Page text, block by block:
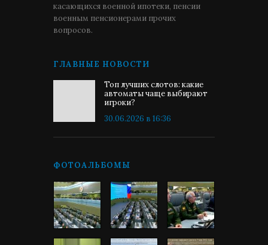
касающихся военной ипотеки, пенсии
военным пенсионерами прочих
вопросов.
ГЛАВНЫЕ НОВОСТИ
Топ лучших слотов: какие
автоматы чаще выбирают
игроки?
30.06.2026 в 16:36
ФОТОАЛЬБОМЫ